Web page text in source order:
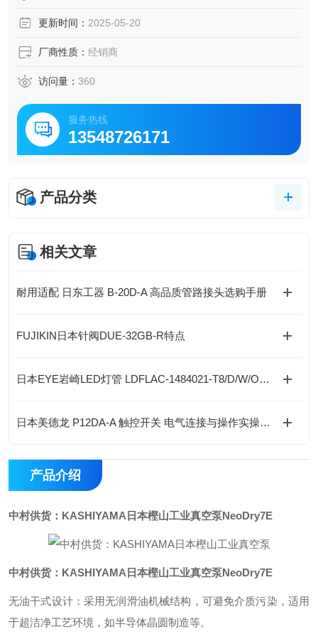
更新时间： 2025-05-20
厂商性质： 经销商
访问量： 360
服务热线
13548726171
产品分类
相关文章
耐用适配 日东工器 B-20D-A 高品质管路接头选购手册
FUJIKIN日本针阀DUE-32GB-R特点
日本EYE岩崎LED灯管 LDFLAC-1484021-T8/D/W/O的特点
日本美德龙 P12DA-A 触控开关 电气连接与操作实操教程
产品介绍
中村供货：KASHIYAMA日本樫山工业真空泵NeoDry7E
中村供货：KASHIYAMA日本樫山工业真空泵NeoDry7E
无油干式设计：采用无润滑油机械结构，可避免介质污染，适用
于超洁净工艺环境，如半导体晶圆制造等。